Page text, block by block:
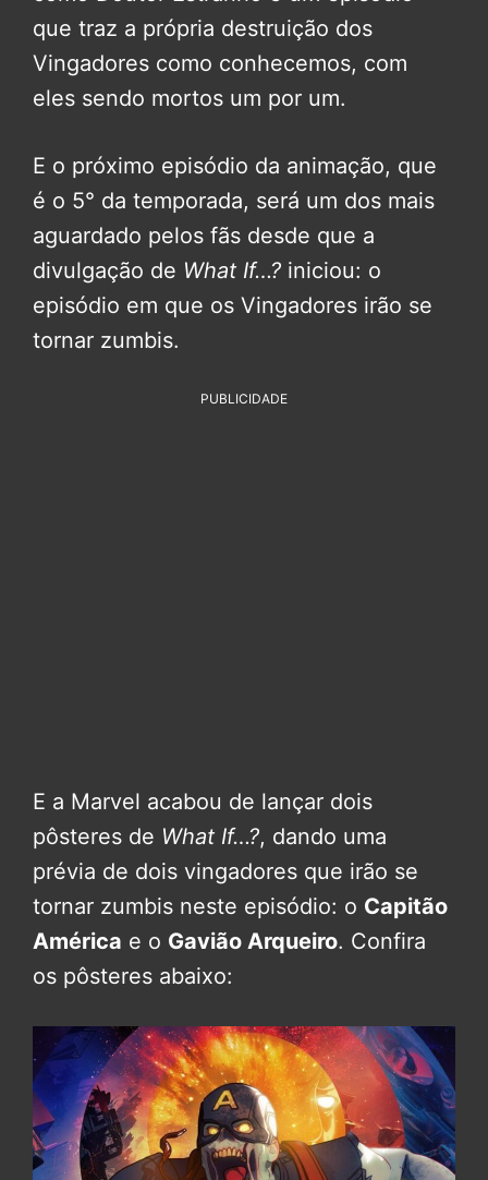
que traz a própria destruição dos
Vingadores como conhecemos, com
eles sendo mortos um por um.
E o próximo episódio da animação, que
é o 5° da temporada, será um dos mais
aguardado pelos fãs desde que a
divulgação de What If…? iniciou: o
episódio em que os Vingadores irão se
tornar zumbis.
PUBLICIDADE
E a Marvel acabou de lançar dois
pôsteres de What If…?, dando uma
prévia de dois vingadores que irão se
tornar zumbis neste episódio: o Capitão
América e o Gavião Arqueiro. Confira
os pôsteres abaixo: